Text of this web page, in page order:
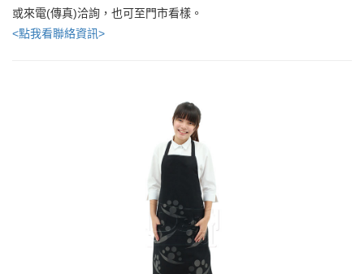
或來電(傳真)洽詢，也可至門市看樣。
<點我看聯絡資訊>